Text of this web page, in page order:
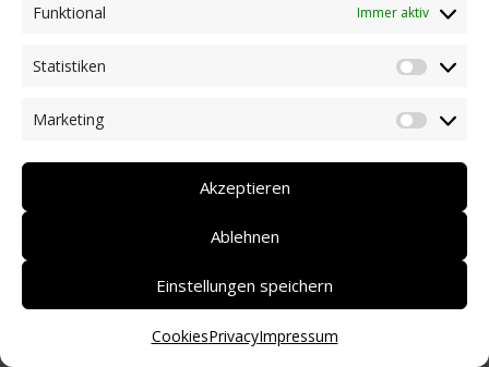
Funktional
Immer aktiv
Statistiken
Marketing
Akzeptieren
Ablehnen
Einstellungen speichern
CookiesPrivacyImpressum
DEUTSCH